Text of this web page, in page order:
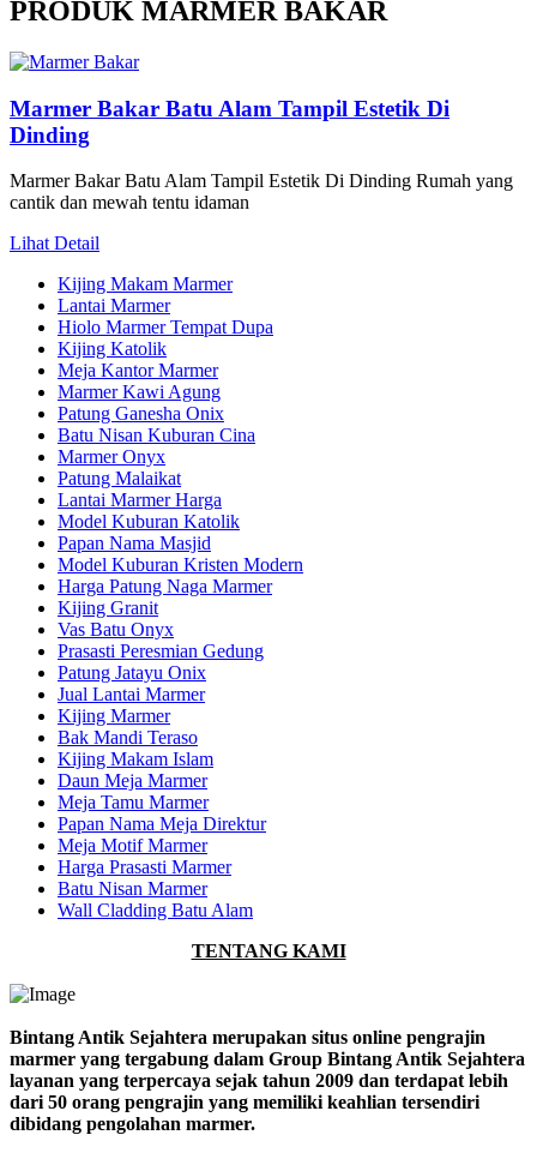
PRODUK MARMER BAKAR
Marmer Bakar Batu Alam Tampil Estetik Di
Dinding
Marmer Bakar Batu Alam Tampil Estetik Di Dinding Rumah yang
cantik dan mewah tentu idaman
Lihat Detail
Kijing Makam Marmer
Lantai Marmer
Hiolo Marmer Tempat Dupa
Kijing Katolik
Meja Kantor Marmer
Marmer Kawi Agung
Patung Ganesha Onix
Batu Nisan Kuburan Cina
Marmer Onyx
Patung Malaikat
Lantai Marmer Harga
Model Kuburan Katolik
Papan Nama Masjid
Model Kuburan Kristen Modern
Harga Patung Naga Marmer
Kijing Granit
Vas Batu Onyx
Prasasti Peresmian Gedung
Patung Jatayu Onix
Jual Lantai Marmer
Kijing Marmer
Bak Mandi Teraso
Kijing Makam Islam
Daun Meja Marmer
Meja Tamu Marmer
Papan Nama Meja Direktur
Meja Motif Marmer
Harga Prasasti Marmer
Batu Nisan Marmer
Wall Cladding Batu Alam
TENTANG KAMI
Bintang Antik Sejahtera merupakan situs online pengrajin
marmer yang tergabung dalam Group Bintang Antik Sejahtera
layanan yang terpercaya sejak tahun 2009 dan terdapat lebih
dari 50 orang pengrajin yang memiliki keahlian tersendiri
dibidang pengolahan marmer.